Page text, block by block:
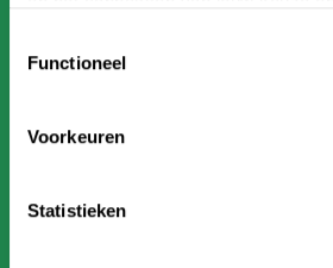
Functioneel
Voorkeuren
Statistieken